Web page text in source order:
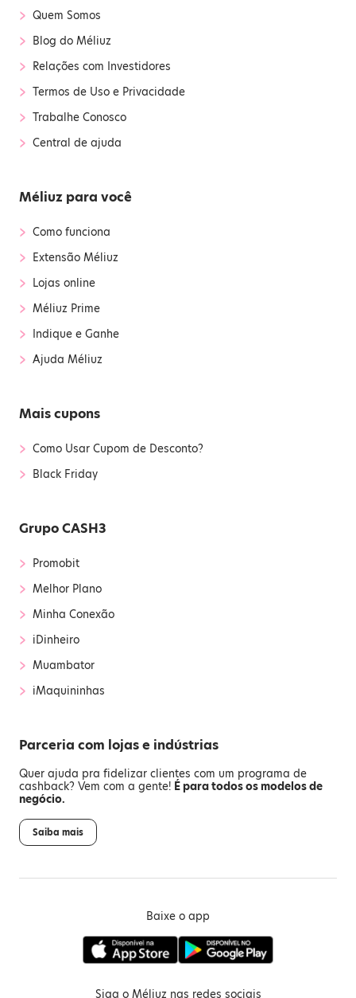
› Quem Somos
› Blog do Méliuz
› Relações com Investidores
› Termos de Uso e Privacidade
› Trabalhe Conosco
› Central de ajuda
Méliuz para você
› Como funciona
› Extensão Méliuz
› Lojas online
› Méliuz Prime
› Indique e Ganhe
› Ajuda Méliuz
Mais cupons
› Como Usar Cupom de Desconto?
› Black Friday
Grupo CASH3
› Promobit
› Melhor Plano
› Minha Conexão
› iDinheiro
› Muambator
› iMaquininhas
Parceria com lojas e indústrias
Quer ajuda pra fidelizar clientes com um programa de
cashback? Vem com a gente! É para todos os modelos de
negócio.
Saiba mais
Baixe o app
Siga o Méliuz nas redes sociais